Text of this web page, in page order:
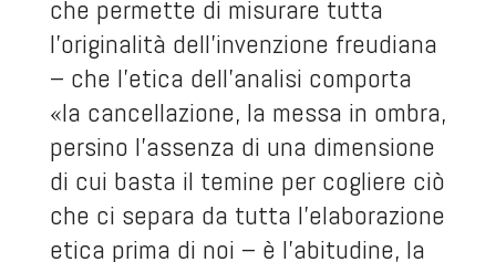
che permette di misurare tutta
l’originalità dell’invenzione freudiana
– che l’etica dell’analisi comporta
«la cancellazione, la messa in ombra,
persino l’assenza di una dimensione
di cui basta il temine per cogliere ciò
che ci separa da tutta l’elaborazione
etica prima di noi – è l’abitudine, la